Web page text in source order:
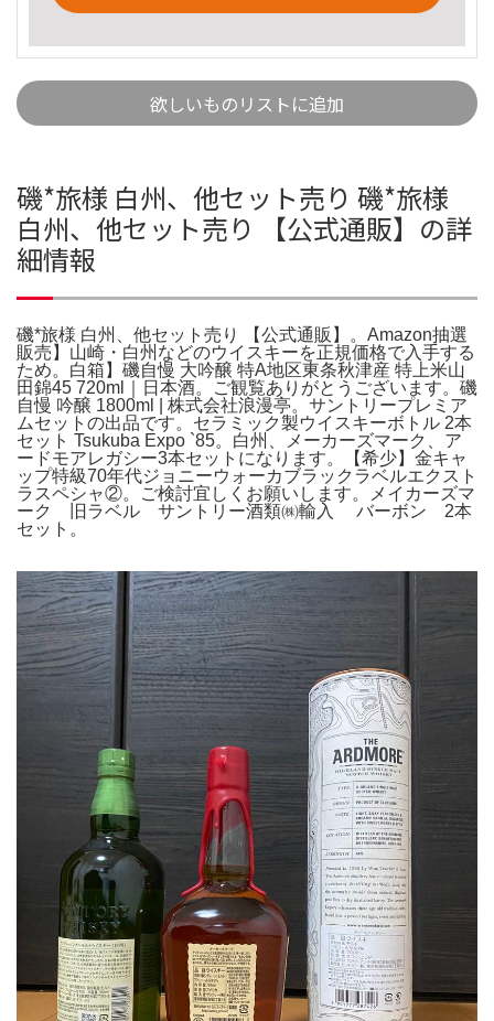
欲しいものリストに追加
磯*旅様 白州、他セット売り 磯*旅様
白州、他セット売り 【公式通販】の詳
細情報
磯*旅様 白州、他セット売り 【公式通販】。Amazon抽選
販売】山崎・白州などのウイスキーを正規価格で入手する
ため。白箱】磯自慢 大吟醸 特A地区東条秋津産 特上米山
田錦45 720ml｜日本酒。ご観覧ありがとうございます。磯
自慢 吟醸 1800ml | 株式会社浪漫亭。サントリープレミア
ムセットの出品です。セラミック製ウイスキーボトル 2本
セット Tsukuba Expo `85。白州、メーカーズマーク、ア
ードモアレガシー3本セットになります。【希少】金キャ
ップ特級70年代ジョニーウォーカブラックラベルエクスト
ラスペシャ②。ご検討宜しくお願いします。メイカーズマ
ーク 旧ラベル サントリー酒類㈱輸入 バーボン 2本
セット。